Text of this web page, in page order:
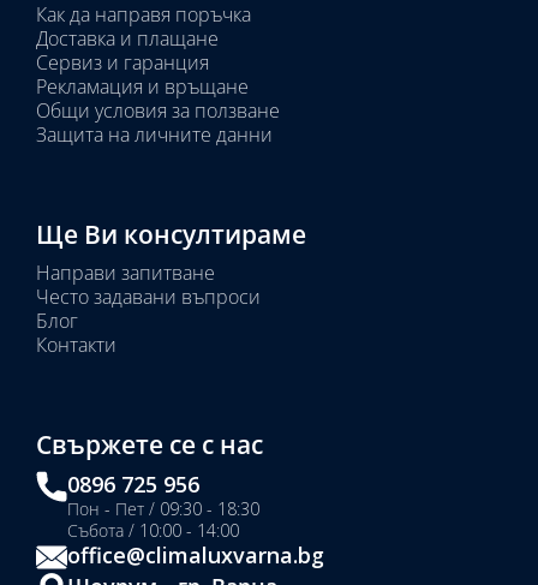
Как да направя поръчка
Доставка и плащане
Сервиз и гаранция
Рекламация и връщане
Общи условия за ползване
Защита на личните данни
Ще Ви консултираме
Направи запитване
Често задавани въпроси
Блог
Контакти
Свържете се с нас
0896 725 956
Пон - Пет / 09:30 - 18:30
Събота / 10:00 - 14:00
office@climaluxvarna.bg